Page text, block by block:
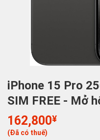
iPhone 15 Pro
SIM FREE - Mở
162,800¥
(Đã có thuế)